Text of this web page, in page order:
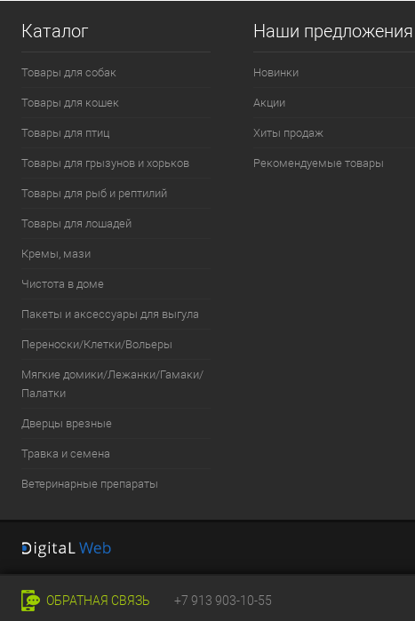
Каталог
Товары для собак
Товары для кошек
Товары для птиц
Товары для грызунов и хорьков
Товары для рыб и рептилий
Товары для лошадей
Кремы, мази
Чистота в доме
Пакеты и аксессуары для выгула
Переноски/Клетки/Вольеры
Мягкие домики/Лежанки/Гамаки/
Палатки
Дверцы врезные
Травка и семена
Ветеринарные препараты
Наши предложения
Новинки
Акции
Хиты продаж
Рекомендуемые товары
ОБРАТНАЯ СВЯЗЬ +7 913 903-10-55